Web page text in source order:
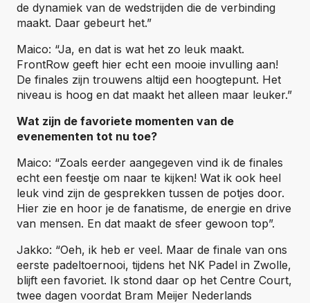
de dynamiek van de wedstrijden die de verbinding
maakt. Daar gebeurt het.”
Maico: “Ja, en dat is wat het zo leuk maakt.
FrontRow geeft hier echt een mooie invulling aan!
De finales zijn trouwens altijd een hoogtepunt. Het
niveau is hoog en dat maakt het alleen maar leuker.”
Wat zijn de favoriete momenten van de
evenementen tot nu toe?
Maico: “Zoals eerder aangegeven vind ik de finales
echt een feestje om naar te kijken! Wat ik ook heel
leuk vind zijn de gesprekken tussen de potjes door.
Hier zie en hoor je de fanatisme, de energie en drive
van mensen. En dat maakt de sfeer gewoon top”.
Jakko: “Oeh, ik heb er veel. Maar de finale van ons
eerste padeltoernooi, tijdens het NK Padel in Zwolle,
blijft een favoriet. Ik stond daar op het Centre Court,
twee dagen voordat Bram Meijer Nederlands